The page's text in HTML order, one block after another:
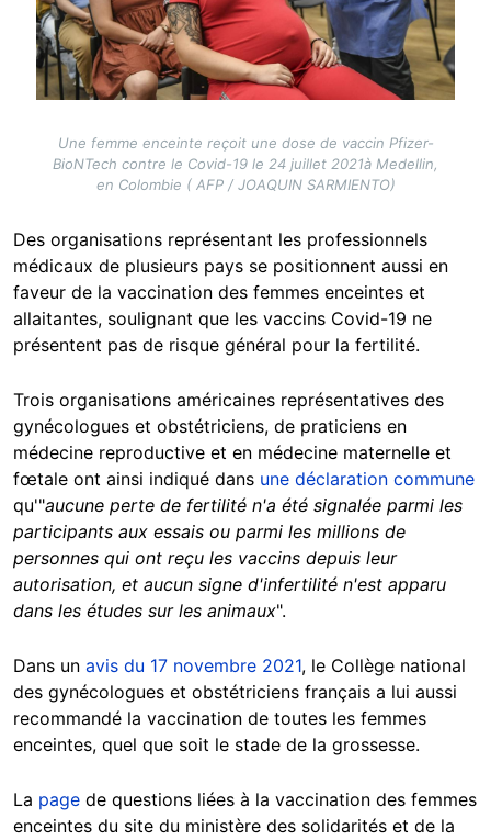
Une femme enceinte reçoit une dose de vaccin Pfizer-
BioNTech contre le Covid-19 le 24 juillet 2021à Medellin,
en Colombie ( AFP / JOAQUIN SARMIENTO)
Des organisations représentant les professionnels
médicaux de plusieurs pays se positionnent aussi en
faveur de la vaccination des femmes enceintes et
allaitantes, soulignant que les vaccins Covid-19 ne
présentent pas de risque général pour la fertilité.
Trois organisations américaines représentatives des
gynécologues et obstétriciens, de praticiens en
médecine reproductive et en médecine maternelle et
fœtale ont ainsi indiqué dans une déclaration commune
qu'"aucune perte de fertilité n'a été signalée parmi les
participants aux essais ou parmi les millions de
personnes qui ont reçu les vaccins depuis leur
autorisation, et aucun signe d'infertilité n'est apparu
dans les études sur les animaux".
Dans un avis du 17 novembre 2021, le Collège national
des gynécologues et obstétriciens français a lui aussi
recommandé la vaccination de toutes les femmes
enceintes, quel que soit le stade de la grossesse.
La page de questions liées à la vaccination des femmes
enceintes du site du ministère des solidarités et de la